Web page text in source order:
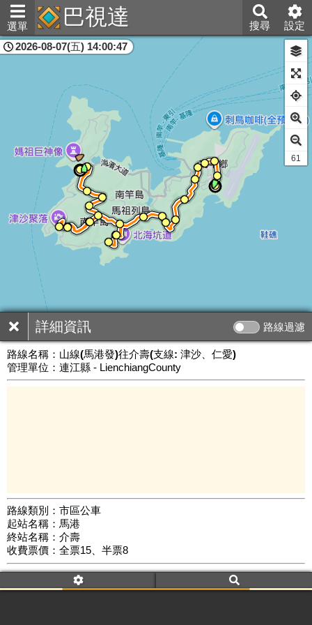
選單 巴視達 搜尋 設定
詳細資訊 路線過濾
路線名稱： 山線(馬港發)往介壽(支線: 津沙、仁愛)
管理單位：連江縣 - LienchiangCounty
路線類別：市區公車
起站名稱：馬港
終站名稱：介壽
收費票價：全票15、半票8
附屬名稱：山線(馬港發)往介壽(支線: 津沙、仁愛)
去返程：返程
連江縣
2026-08-07(五) 14:00:47
公車數量: 累計7475、上線6274
60